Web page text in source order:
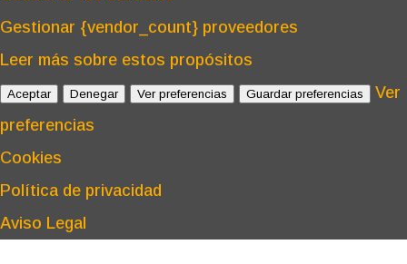
Gestionar {vendor_count} proveedores
Leer más sobre estos propósitos
Aceptar Denegar Ver preferencias Guardar preferencias
Ver
preferencias
Cookies
Política de privacidad
Aviso Legal